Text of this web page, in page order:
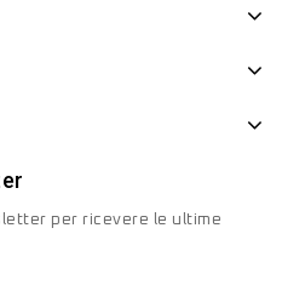
per ricevere le ultime